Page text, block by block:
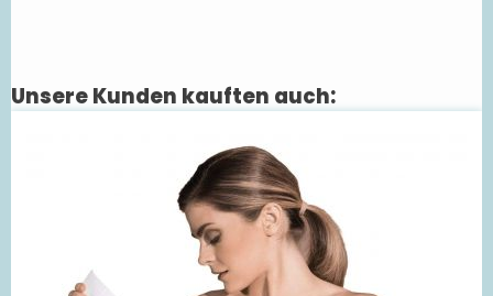
Produktgalerie überspringen
Unsere Kunden kauften auch: